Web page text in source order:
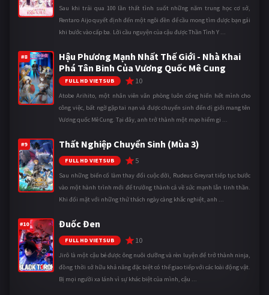
Sau khi trải qua 100 lần thất tình suốt những năm trung học cơ sở,
Rentaro Aijo quyết định đến một ngôi đền để cầu mong tìm được bạn gái
khi bước vào cấp ba. Lời cầu nguyện của cậu được Thần Tình Y ...
#8
Hậu Phương Mạnh Nhất Thế Giới - Nhà Khai
Phá Tân Binh Của Vương Quốc Mê Cung
FULL HD VIETSUB 10
Atobe Arihito, một nhân viên văn phòng luôn cống hiến hết mình cho
công việc, bất ngờ gặp tai nạn và được chuyển sinh đến dị giới mang tên
Vương quốc Mê Cung. Tại đây, anh trở thành một mạo hiểm gi ...
#9 Thất Nghiệp Chuyển Sinh (Mùa 3)
FULL HD VIETSUB 5
Sau những biến cố làm thay đổi cuộc đời, Rudeus Greyrat tiếp tục bước
vào một hành trình mới để trưởng thành cả về sức mạnh lẫn tinh thần.
Khi đối mặt với những thử thách ngày càng khắc nghiệt, anh ...
#10 Đuốc Đen
FULL HD VIETSUB 10
Jirô là một cậu bé được ông nuôi dưỡng và rèn luyện để trở thành ninja,
đồng thời sở hữu khả năng đặc biệt có thể giao tiếp với các loài động vật.
Bị mọi người xa lánh vì sự khác biệt của mình, cậu ...